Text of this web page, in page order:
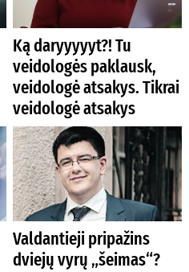
Ką daryyyyyt?! Tu
veidologės paklausk,
veidologė atsakys. Tikrai
veidologė atsakys
Valdantieji pripažins
dviejų vyrų „šeimas“?